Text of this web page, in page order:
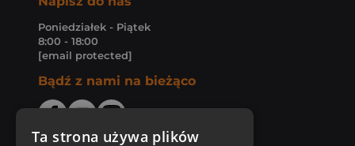
Poniedziałek - Piątek
8:00 - 18:00
[email protected]
Bądź z nami na bieżąco
Ta strona używa plików